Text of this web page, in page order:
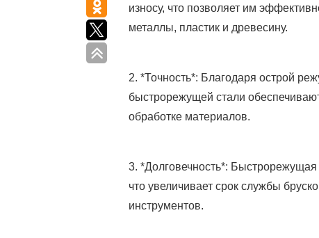
износу, что позволяет им
металлы, пластик и древесину.
2. *Точность*: Благодаря острой
быстрорежущей стали
обработке материалов.
3. *Долговечность*:
что увеличивает срок службы
инструментов.